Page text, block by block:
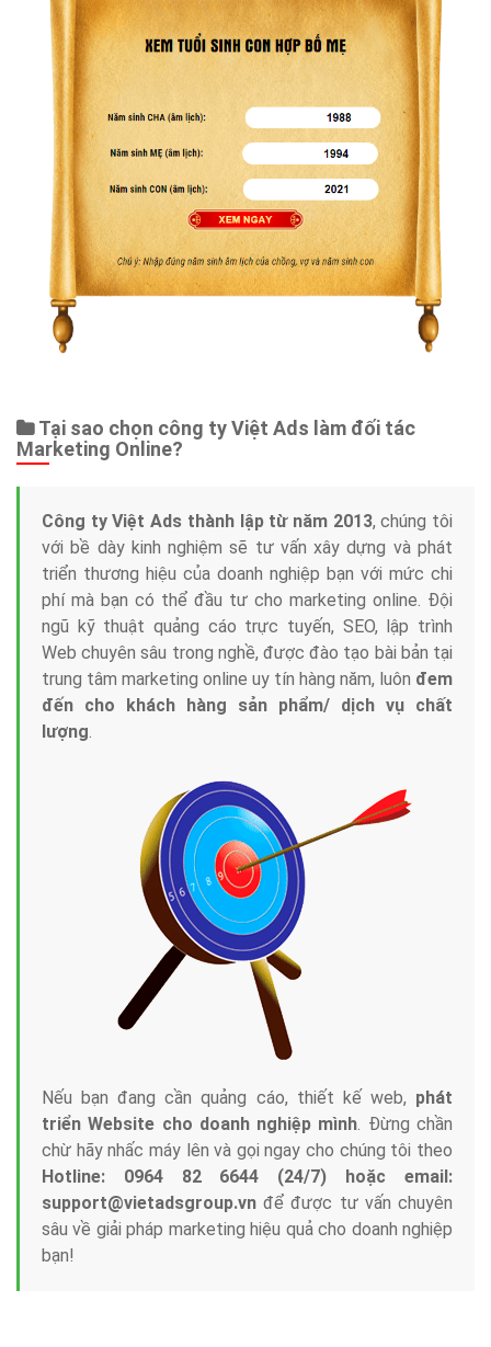
Tại sao chọn công ty Việt Ads làm đối tác
Marketing Online?
Công ty Việt Ads thành lập từ năm 2013, chúng tôi
với bề dày kinh nghiệm sẽ tư vấn xây dựng và phát
triển thương hiệu của doanh nghiệp bạn với mức chi
phí mà bạn có thể đầu tư cho marketing online. Đội
ngũ kỹ thuật quảng cáo trực tuyến, SEO, lập trình
Web chuyên sâu trong nghề, được đào tạo bài bản tại
trung tâm marketing online uy tín hàng năm, luôn đem
đến cho khách hàng sản phẩm/ dịch vụ chất
lượng.
Nếu bạn đang cần quảng cáo, thiết kế web, phát
triển Website cho doanh nghiệp mình. Đừng chần
chừ hãy nhấc máy lên và gọi ngay cho chúng tôi theo
Hotline: 0964 82 6644 (24/7) hoặc email:
support@vietadsgroup.vn để được tư vấn chuyên
sâu về giải pháp marketing hiệu quả cho doanh nghiệp
bạn!